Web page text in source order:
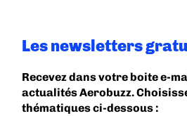
Les newsletters
Recevez dans votre boite e-
actualités Aerobuzz.
thématiques ci-dessous :